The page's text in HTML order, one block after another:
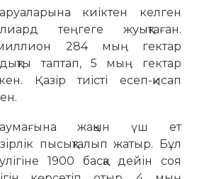
киіктен келген
теңгеге жуықтаған.
284 мың гектар
таптап, 5 мың гектар
Қазір тиісті есеп-қисап
жақын үш ет
пысықталып жатыр. Бұл
1900 басқа дейін соя